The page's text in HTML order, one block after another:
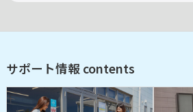
サポート情報 contents